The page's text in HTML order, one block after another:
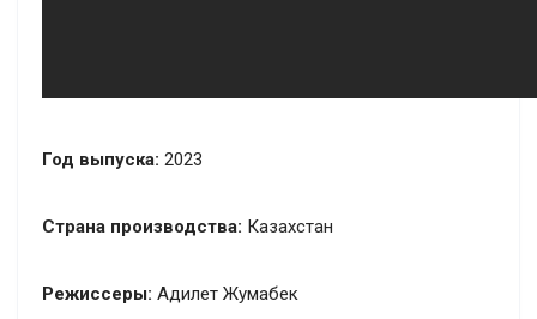
Год выпуска: 2023
Страна производства: Казахстан
Режиссеры: Адилет Жумабек